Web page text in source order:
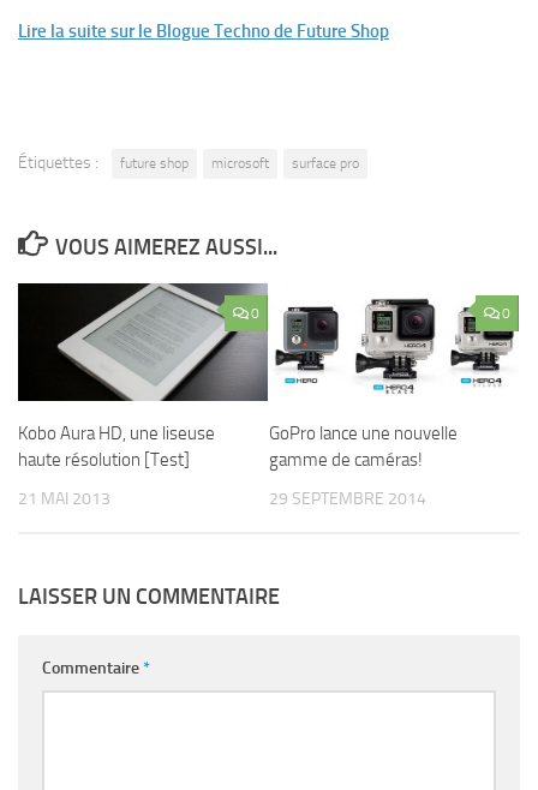
Lire la suite sur le Blogue Techno de Future Shop
Étiquettes : future shop microsoft surface pro
VOUS AIMEREZ AUSSI...
0
Kobo Aura HD, une liseuse
haute résolution [Test]
21 MAI 2013
0
GoPro lance une nouvelle
gamme de caméras!
29 SEPTEMBRE 2014
LAISSER UN COMMENTAIRE
Commentaire*